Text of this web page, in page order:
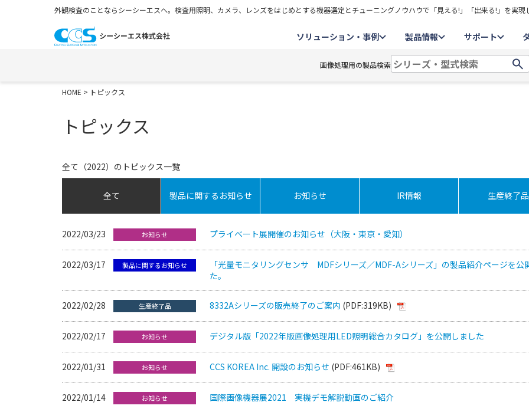
外観検査のことならシーシーエスへ。検査用照明、カメラ、レンズをはじめとする機器選定とチューニングノウハウで「見える!」「出来る!」を実現
ソリューション・事例 製品情報 サポート
画像処理用の製品検索
HOME > トピックス
トピックス
全て（2022）のトピックス一覧
全て 製品に関するお知らせ お知らせ IR情報 生産終了品
2022/03/23 お知らせ プライベート展開催のお知らせ（大阪・東京・愛知）
2022/03/17 製品に関するお知らせ
「光量モニタリングセンサ MDFシリーズ／MDF-Aシリーズ」の製品紹介ページを公
た。
2022/02/28 生産終了品 8332Aシリーズの販売終了のご案内 (PDF:319KB)
2022/02/17 お知らせ デジタル版「2022年版画像処理用LED照明総合カタログ」を公開しました
2022/01/31 お知らせ CCS KOREA Inc. 開設のお知らせ (PDF:461KB)
2022/01/14 お知らせ 国際画像機器展2021 実機デモ解説動画のご紹介